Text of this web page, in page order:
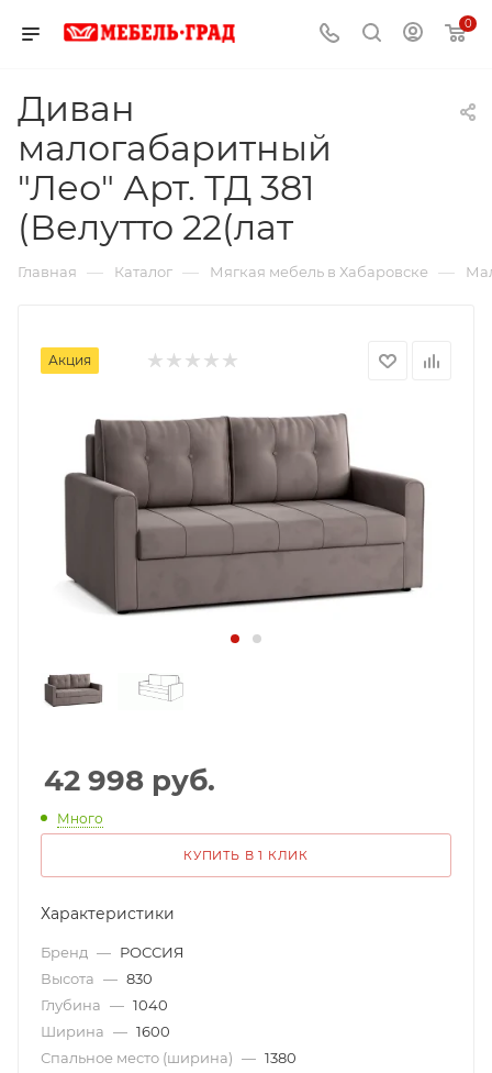
0
Диван
малогабаритный
"Лео" Арт. ТД 381
(Велутто 22(лат
Главная — Каталог — Мягкая мебель в Хабаровске —
Акция
42 998 руб.
Много
КУПИТЬ В 1 КЛИК
Характеристики
Бренд — РОССИЯ
Высота — 830
Глубина — 1040
Ширина — 1600
Спальное место (ширина) — 1380